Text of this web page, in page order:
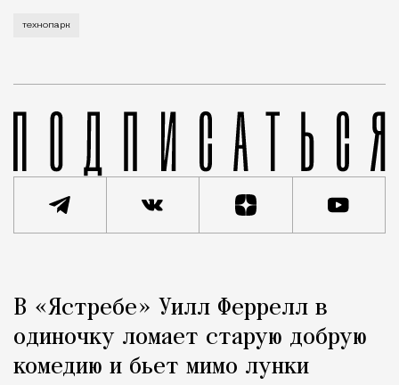
технопарк
Город
В «Ястребе» Уилл Феррелл в
одиночку ломает старую добрую
комедию и бьет мимо лунки